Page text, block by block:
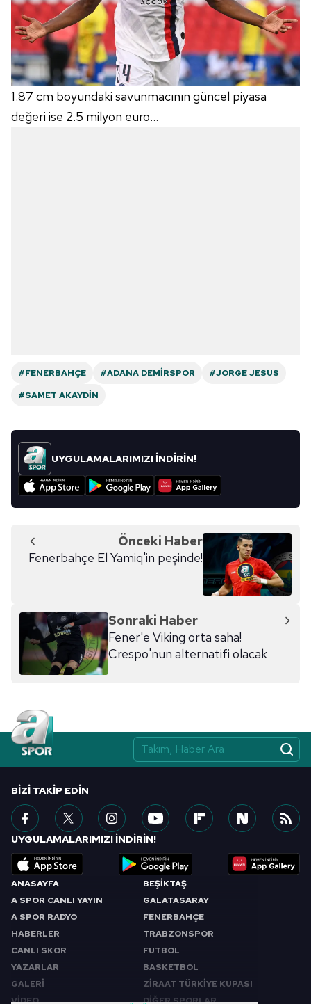
1.87 cm boyundaki savunmacının güncel piyasa
değeri ise 2.5 milyon euro...
#FENERBAHÇE #ADANA DEMIRSPOR
#JORGE JESUS
#SAMET AKAYDIN
UYGULAMALARIMIZI İNDİRİN!
Önceki Haber
Fenerbahçe El Yamiq'in peşinde!
Sonraki Haber
Fener'e Viking orta saha!
Crespo'nun alternatifi olacak
ANASAYFA
A SPOR CANLI YAYIN
A SPOR RADYO
HABERLER
CANLI SKOR
YAZARLAR
GALERİ
VİDEO
BEŞİKTAŞ
GALATASARAY
FENERBAHÇE
TRABZONSPOR
FUTBOL
BASKETBOL
ZİRAAT TÜRKİYE KUPASI
DİĞER SPORLAR
BIZI TAKIP EDIN
UYGULAMALARIMIZI İNDİRİN!